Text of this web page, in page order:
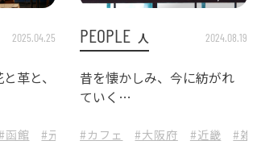
2025.04.25
革と、
函館 #元町 #花屋 #珈琲 #cinq #OZIO
PEOPLE 人 2024.08.19
昔を懐かしみ、今に紡がれ
ていく
#カフェ #大阪府 #近畿 #雑貨